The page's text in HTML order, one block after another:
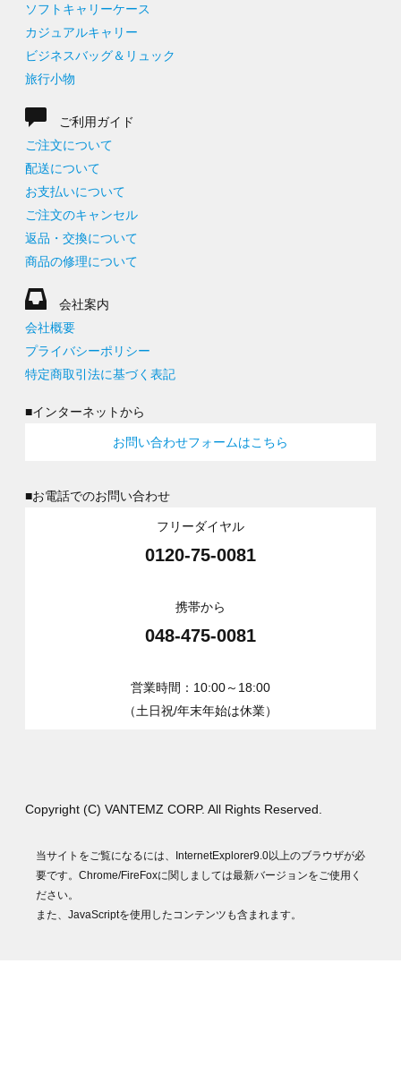
ソフトキャリーケース
カジュアルキャリー
ビジネスバッグ＆リュック
旅行小物
ご利用ガイド
ご注文について
配送について
お支払いについて
ご注文のキャンセル
返品・交換について
商品の修理について
会社案内
会社概要
プライバシーポリシー
特定商取引法に基づく表記
■インターネットから
お問い合わせフォームはこちら
■お電話でのお問い合わせ
フリーダイヤル
0120-75-0081
携帯から
048-475-0081
営業時間：10:00～18:00
（土日祝/年末年始は休業）
Copyright (C) VANTEMZ CORP. All Rights Reserved.
当サイトをご覧になるには、InternetExplorer9.0以上のブラウザが必
要です。Chrome/FireFoxに関しましては最新バージョンをご使用く
ださい。
また、JavaScriptを使用したコンテンツも含まれます。